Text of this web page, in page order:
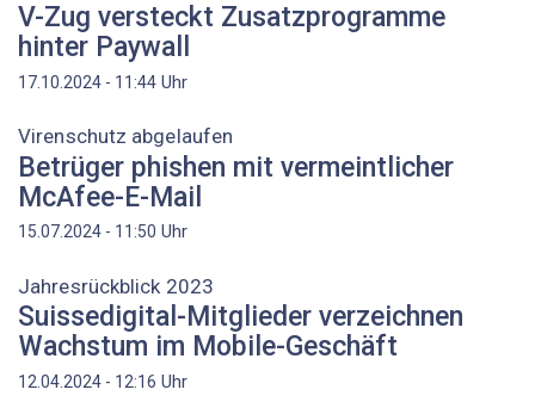
V-Zug versteckt Zusatzprogramme
hinter Paywall
17.10.2024 - 11:44 Uhr
Virenschutz abgelaufen
Betrüger phishen mit vermeintlicher
McAfee-E-Mail
15.07.2024 - 11:50 Uhr
Jahresrückblick 2023
Suissedigital-Mitglieder verzeichnen
Wachstum im Mobile-Geschäft
12.04.2024 - 12:16 Uhr